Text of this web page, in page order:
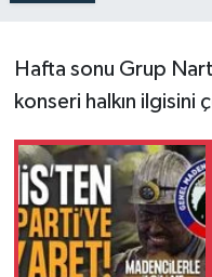
Hafta sonu Grup
konseri halkın ilgisini